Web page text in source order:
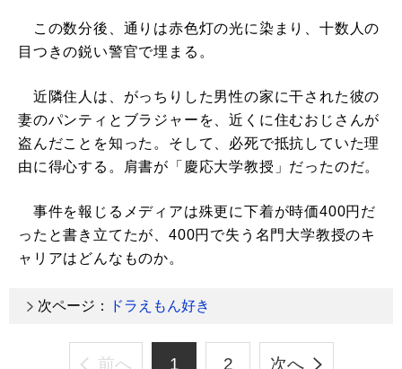
この数分後、通りは赤色灯の光に染まり、十数人の
目つきの鋭い警官で埋まる。
近隣住人は、がっちりした男性の家に干された彼の
妻のパンティとブラジャーを、近くに住むおじさんが
盗んだことを知った。そして、必死で抵抗していた理
由に得心する。肩書が「慶応大学教授」だったのだ。
事件を報じるメディアは殊更に下着が時価400円だ
ったと書き立てたが、400円で失う名門大学教授のキ
ャリアはどんなものか。
次ページ： ドラえもん好き
前へ 1 2 次へ